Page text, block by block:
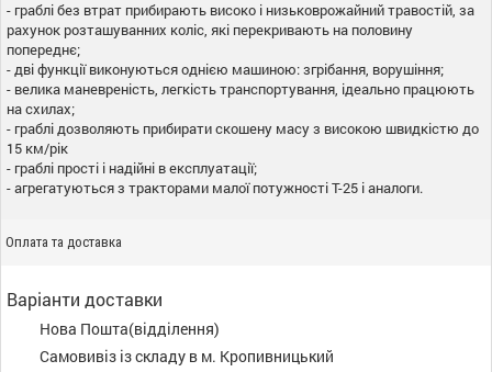
- граблі без втрат прибирають високо і низьковрожайний травостій, за
рахунок розташуванних коліс, які перекривають на половину
попереднє;
- дві функції виконуються однією машиною: згрібання, ворушіння;
- велика маневреність, легкість транспортування, ідеально працюють
на схилах;
- граблі дозволяють прибирати скошену масу з високою швидкістю до
15 км/рік
- граблі прості і надійні в експлуатації;
- агрегатуються з тракторами малої потужності Т-25 і аналоги.
Оплата та доставка
Варіанти доставки
Нова Пошта(відділення)
Самовивіз із складу в м. Кропивницький